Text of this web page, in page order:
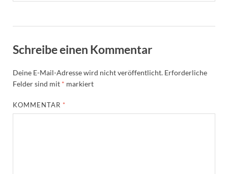
Schreibe einen Kommentar
Deine E-Mail-Adresse wird nicht veröffentlicht. Erforderliche
Felder sind mit * markiert
KOMMENTAR *